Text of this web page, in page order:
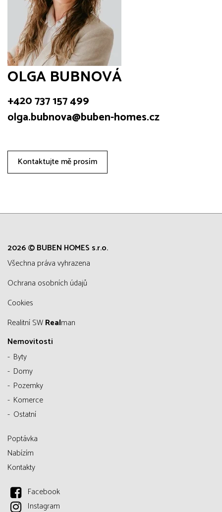
OLGA BUBNOVÁ
+420 737 157 499
olga.bubnova@buben-homes.cz
Kontaktujte mě prosím
2026 © BUBEN HOMES s.r.o.
všechna práva vyhrazena
Ochrana osobních údajů
Cookies
Realitní SWRealman
Nemovitosti
Byty
Domy
Pozemky
Komerce
Ostatní
Poptávka
Nabízím
Kontakty
Facebook
Instagram